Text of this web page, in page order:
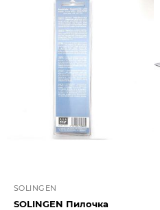
SOLINGEN
SOLINGEN Пилочка